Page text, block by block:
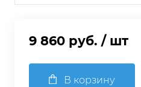
9 860 руб. / шт
В корзину